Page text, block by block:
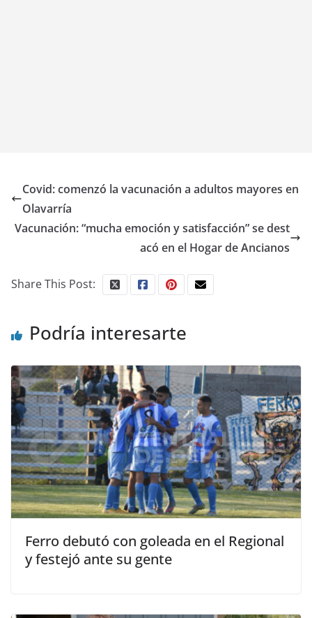
Covid: comenzó la vacunación a adultos mayores en
Olavarría
Vacunación: “mucha emoción y satisfacción” se dest
acó en el Hogar de Ancianos
Share This Post:
Podría interesarte
Ferro debutó con goleada en el Regional
y festejó ante su gente